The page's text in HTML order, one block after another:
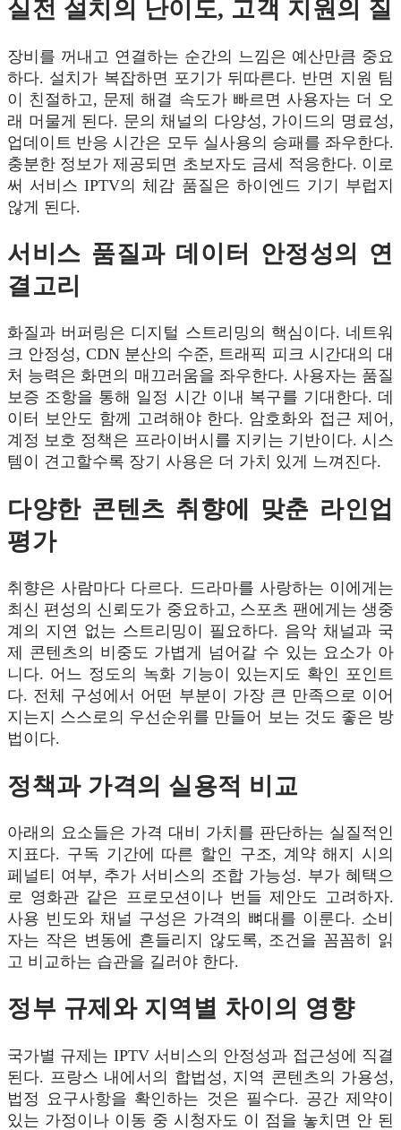
실전 설치의 난이도, 고객 지원의 질
장비를 꺼내고 연결하는 순간의 느낌은 예산만큼 중요
하다. 설치가 복잡하면 포기가 뒤따른다. 반면 지원 팀
이 친절하고, 문제 해결 속도가 빠르면 사용자는 더 오
래 머물게 된다. 문의 채널의 다양성, 가이드의 명료성,
업데이트 반응 시간은 모두 실사용의 승패를 좌우한다.
충분한 정보가 제공되면 초보자도 금세 적응한다. 이로
써 서비스 IPTV의 체감 품질은 하이엔드 기기 부럽지
않게 된다.
서비스 품질과 데이터 안정성의 연
결고리
화질과 버퍼링은 디지털 스트리밍의 핵심이다. 네트워
크 안정성, CDN 분산의 수준, 트래픽 피크 시간대의 대
처 능력은 화면의 매끄러움을 좌우한다. 사용자는 품질
보증 조항을 통해 일정 시간 이내 복구를 기대한다. 데
이터 보안도 함께 고려해야 한다. 암호화와 접근 제어,
계정 보호 정책은 프라이버시를 지키는 기반이다. 시스
템이 견고할수록 장기 사용은 더 가치 있게 느껴진다.
다양한 콘텐츠 취향에 맞춘 라인업
평가
취향은 사람마다 다르다. 드라마를 사랑하는 이에게는
최신 편성의 신뢰도가 중요하고, 스포츠 팬에게는 생중
계의 지연 없는 스트리밍이 필요하다. 음악 채널과 국
제 콘텐츠의 비중도 가볍게 넘어갈 수 있는 요소가 아
니다. 어느 정도의 녹화 기능이 있는지도 확인 포인트
다. 전체 구성에서 어떤 부분이 가장 큰 만족으로 이어
지는지 스스로의 우선순위를 만들어 보는 것도 좋은 방
법이다.
정책과 가격의 실용적 비교
아래의 요소들은 가격 대비 가치를 판단하는 실질적인
지표다. 구독 기간에 따른 할인 구조, 계약 해지 시의
페널티 여부, 추가 서비스의 조합 가능성. 부가 혜택으
로 영화관 같은 프로모션이나 번들 제안도 고려하자.
사용 빈도와 채널 구성은 가격의 뼈대를 이룬다. 소비
자는 작은 변동에 흔들리지 않도록, 조건을 꼼꼼히 읽
고 비교하는 습관을 길러야 한다.
정부 규제와 지역별 차이의 영향
국가별 규제는 IPTV 서비스의 안정성과 접근성에 직결
된다. 프랑스 내에서의 합법성, 지역 콘텐츠의 가용성,
법정 요구사항을 확인하는 것은 필수다. 공간 제약이
있는 가정이나 이동 중 시청자도 이 점을 놓치면 안 된